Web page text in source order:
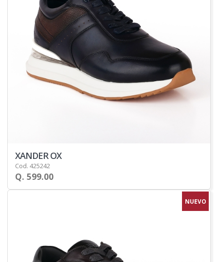
XANDER OX
Cod. 425242
Q. 599.00
NUEVO